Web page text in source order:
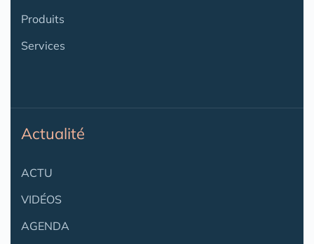
Produits
Services
Actualité
ACTU
VIDÉOS
AGENDA